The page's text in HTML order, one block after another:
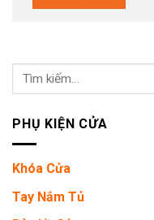
Tìm
kiếm:
PHỤ KIỆN CỬA
Khóa Cửa
Tay Nắm Tủ